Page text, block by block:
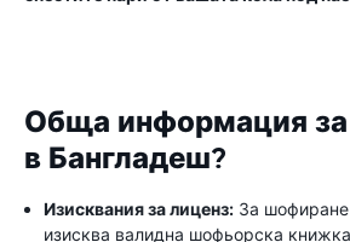
Обща информация
в Бангладеш?
Изисквания за лиценз: За
изисква валидна шофьорска